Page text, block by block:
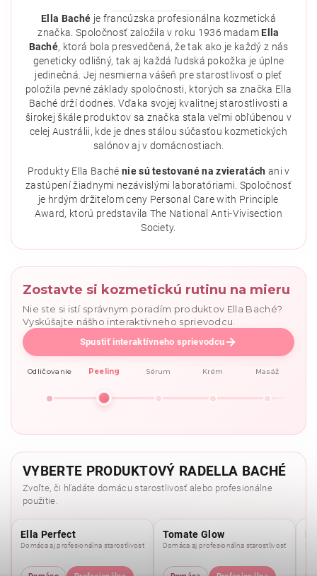
Vložením hodnotenie súhlasíte spodmienkami ochrany
Ella Baché je francúzska profesionálna kozmetická
značka. Spoločnosť založila v roku 1936 madam Ella
Baché, ktorá bola presvedčená, že tak ako je každý z nás
geneticky odlišný, tak aj každá ľudská pokožka je úplne
jedinečná. Jej nesmierna vášeň pre starostlivosť o pleť
položila pevné základy spoločnosti, ktorých sa značka Ella
Baché drží dodnes. Vďaka svojej kvalitnej starostlivosti a
širokej škále produktov sa značka stala veľmi obľúbenou v
celej Austrálii, kde je dnes stálou súčasťou kozmetických
salónov aj v domácnostiach.
Produkty Ella Baché nie sú testované na zvieratách ani v
zastúpení žiadnymi nezávislými laboratóriami. Spoločnosť
je hrdým držiteľom ceny Personal Care with Principle
Award, ktorú predstavila The National Anti-Vivisection
Society.
Zostavte si kozmetickú rutinu na mieru
Nie ste si istí správnym poradím produktov Ella Baché?
Vyskúšajte nášho interaktívneho sprievodcu.
Spustiť interaktívneho sprievodcu
Odličovanie Peeling Sérum Krém Masáž
VYBERTE PRODUKTOVÝ RADELLA BACHÉ
Zvoľte, či hľadáte domácu starostlivosť alebo profesionálne
použitie.
Ella Perfect
Domáca aj profesionálna starostlivosť
Tomate Glow
Domáca aj profesionálna starostlivosť